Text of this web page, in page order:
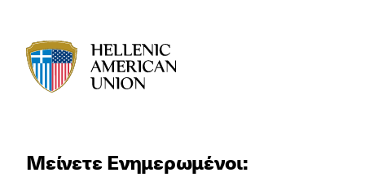
Μείνετε Ενημερωμένοι: